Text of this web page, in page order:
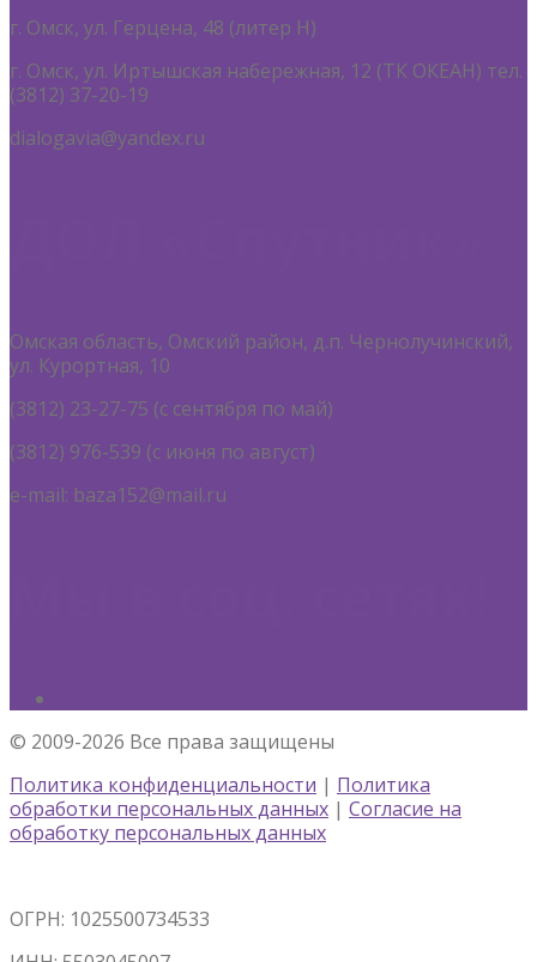
г. Омск, ул. Герцена, 48 (литер Н)
г. Омск, ул. Иртышская набережная, 12 (ТК ОКЕАН) тел.
(3812) 37-20-19
dialogavia@yandex.ru
Омская область, Омский район, д.п. Чернолучинский,
ул. Курортная, 10
(3812) 23-27-75 (с сентября по май)
(3812) 976-539 (с июня по август)
e-mail: baza152@mail.ru
© 2009-2026 Все права защищены
Политика конфиденциальности | Политика
обработки персональных данных | Согласие на
обработку персональных данных
ОГРН: 1025500734533